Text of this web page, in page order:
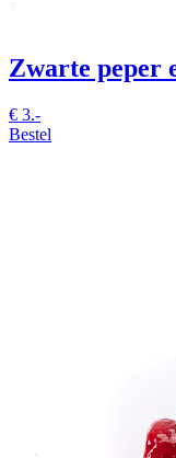
Zwarte peper
€ 3.-
Bestel